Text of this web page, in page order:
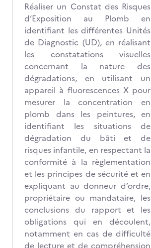
Réaliser un Constat des Risques
d’Exposition au Plomb en
identifiant les différentes Unités
de Diagnostic (UD), en réalisant
les constatations visuelles
concernant la nature des
dégradations, en utilisant un
appareil à fluorescences X pour
mesurer la concentration en
plomb dans les peintures, en
identifiant les situations de
dégradation du bâti et de
risques infantile, en respectant la
conformité à la règlementation
et les principes de sécurité et en
expliquant au donneur d’ordre,
propriétaire ou mandataire, les
conclusions du rapport et les
obligations qui en découlent,
notamment en cas de difficulté
de lecture et de compréhension